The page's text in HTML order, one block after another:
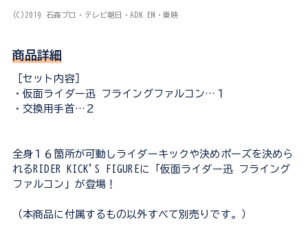
(C)2019 石森プロ・テレビ朝日・ADK EM・東映
商品詳細
［セット内容］
・仮面ライダー迅 フライングファルコン…１
・交換用手首…２
全身１６箇所が可動しライダーキックや決めポーズを決めら
れるRIDER KICK'S FIGUREに「仮面ライダー迅 フライング
ファルコン」が登場！
（本商品に付属するもの以外すべて別売りです。）